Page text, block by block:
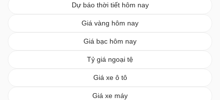
Dự báo thời tiết hôm nay
Giá vàng hôm nay
Giá bạc hôm nay
Tỷ giá ngoại tệ
Giá xe ô tô
Giá xe máy